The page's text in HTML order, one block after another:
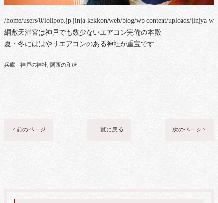
/home/users/0/lolipop.jp jinja kekkon/web/blog/wp content/uploads/jinjya
綱敷天満宮は神戸でも数少ないエアコン完備の本殿
夏・冬にははやりエアコンのある神社が重宝です
兵庫・神戸の神社 関西の和婚
< 前のページ 一覧に戻る 次のページ >